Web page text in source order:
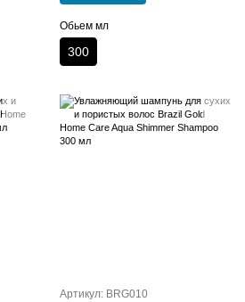
Обьем мл
300
Артикул: BRG010